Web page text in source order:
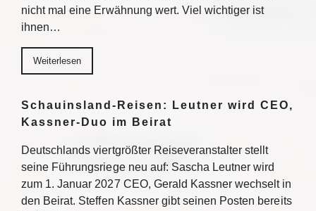
nicht mal eine Erwähnung wert. Viel wichtiger ist
ihnen…
Weiterlesen
Schauinsland-Reisen: Leutner wird CEO,
Kassner-Duo im Beirat
Deutschlands viertgrößter Reiseveranstalter stellt
seine Führungsriege neu auf: Sascha Leutner wird
zum 1. Januar 2027 CEO, Gerald Kassner wechselt in
den Beirat. Steffen Kassner gibt seinen Posten bereits